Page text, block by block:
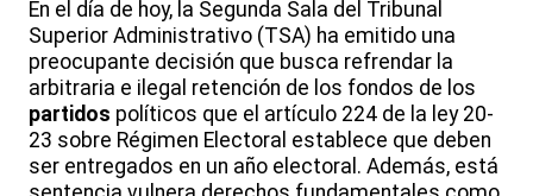
En el día de hoy, la Segunda Sala del Tribunal
Superior Administrativo (TSA) ha emitido una
preocupante decisión que busca refrendar la
arbitraria e ilegal retención de los fondos de los
partidos políticos que el artículo 224 de la ley 20-
23 sobre Régimen Electoral establece que deben
ser entregados en un año electoral. Además, está